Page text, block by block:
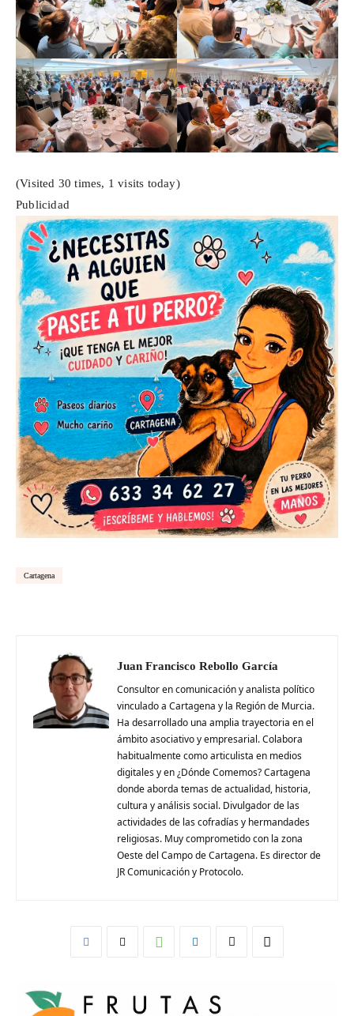
(Visited 30 times, 1 visits today)
Publicidad
Cartagena
Juan Francisco Rebollo García
Consultor en comunicación y analista político
vinculado a Cartagena y la Región de Murcia.
Ha desarrollado una amplia trayectoria en el
ámbito asociativo y empresarial. Colabora
habitualmente como articulista en medios
digitales y en ¿Dónde Comemos? Cartagena
donde aborda temas de actualidad, historia,
cultura y análisis social. Divulgador de las
actividades de las cofradías y hermandades
religiosas. Muy comprometido con la zona
Oeste del Campo de Cartagena. Es director de
JR Comunicación y Protocolo.